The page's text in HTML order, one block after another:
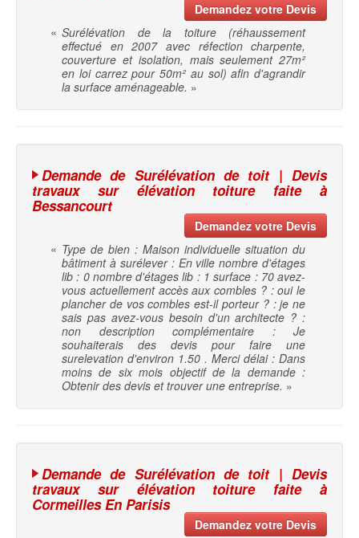
Demandez votre Devis
« Surélévation de la toiture (réhaussement
effectué en 2007 avec réfection charpente,
couverture et isolation, mais seulement 27m²
en loi carrez pour 50m² au sol) afin d'agrandir
la surface aménageable. »
Demande de Surélévation de toit | Devis
travaux sur élévation toiture faite à
Bessancourt
Demandez votre Devis
« Type de bien : Maison individuelle situation du
bâtiment à surélever : En ville nombre d'étages
lib : 0 nombre d'étages lib : 1 surface : 70 avez-
vous actuellement accès aux combles ? : oui le
plancher de vos combles est-il porteur ? : je ne
sais pas avez-vous besoin d'un architecte ? :
non description complémentaire : Je
souhaiterais des devis pour faire une
surelevation d'environ 1.50 . Merci délai : Dans
moins de six mois objectif de la demande :
Obtenir des devis et trouver une entreprise. »
Demande de Surélévation de toit | Devis
travaux sur élévation toiture faite à
Cormeilles En Parisis
Demandez votre Devis